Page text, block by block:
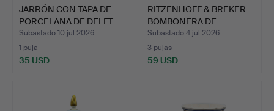
JARRÓN CON TAPA DE
PORCELANA DE DELFT
HOLA…
Subastado 10 jul 2026
1 puja
35 USD
RITZENHOFF & BREKER
BOMBONERA DE
PORCELANA…
Subastado 4 jul 2026
3 pujas
59 USD